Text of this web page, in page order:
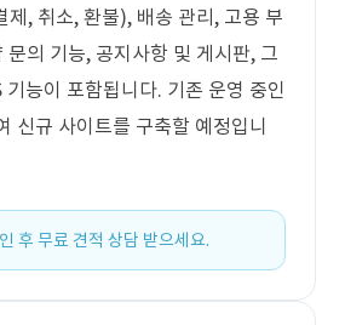
제, 취소, 환불), 배송 관리, 고용 부
문의 기능, 공지사항 및 게시판, 그
기능이 포함됩니다. 기존 운영 중인
신규 사이트를 구축할 예정입니
후 무료 견적 상담 받으세요.